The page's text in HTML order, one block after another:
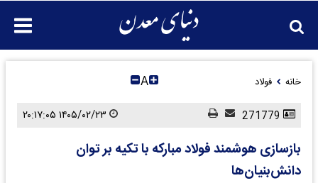
خانه فولاد A
بازسازی هوشمند فولاد مبارکه با تکیه بر توان
دانش‌بنیان‌ها